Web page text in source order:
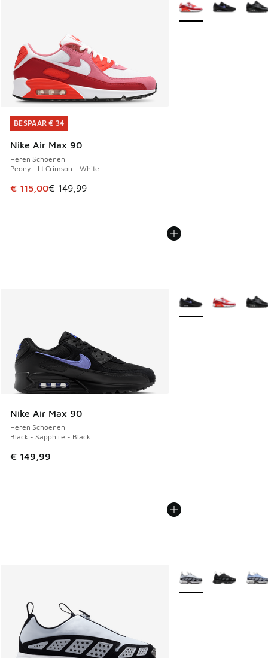
BESPAAR € 34
Nike Air Max 90
Heren Schoenen
Peony - Lt Crimson - White
Dit artikel is in de uitverkoop. Dit artikel is in de
€ 115,00€ 149,99
BESPAAR € 34
Nike Air Max 90
Heren Schoenen
Black - Sapphire - Black
€ 149,99
Meer kleuren
Meer kleuren